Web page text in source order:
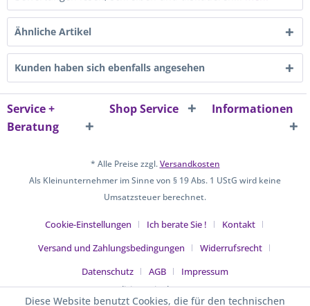
Ähnliche Artikel
Kunden haben sich ebenfalls angesehen
Service +
Beratung
Shop Service Informationen
* Alle Preise zzgl.Versandkosten
Als Kleinunternehmer im Sinne von § 19 Abs. 1 UStG wird keine
Umsatzsteuer berechnet.
Cookie-Einstellungen Ich berate Sie !
Kontakt
Versand und Zahlungsbedingungen
Widerrufsrecht
Datenschutz
AGB
Impressum
Realisiert mit Shopware
Diese Website benutzt Cookies, die für den technischen